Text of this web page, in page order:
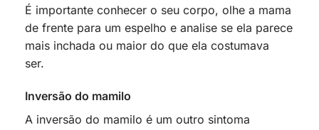
É importante conhecer o seu corpo, olhe a mama
de frente para um espelho e analise se ela parece
mais inchada ou maior do que ela costumava
ser.
Inversão do mamilo
A inversão do mamilo é um outro sintoma